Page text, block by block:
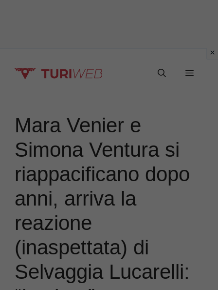
Menu
Mara Venier e
Simona Ventura si
riappacificano dopo
anni, arriva la
reazione
(inaspettata) di
Selvaggia Lucarelli: